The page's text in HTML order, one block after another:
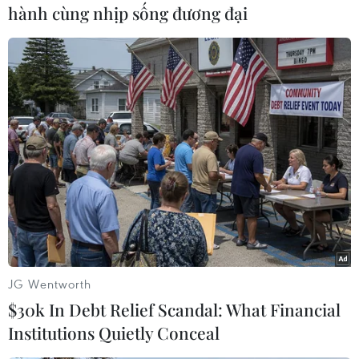
#U19 Thái Lan #U19 Nữ Thái Lan
#U19 Nữ
#Bóng đá nữ U19
#Giải nữ U19
#U19 nữ Đông Nam Á
#Giải vô địch U19 nữ Đông Nam Á
#U19 nữ quốc gia
#U19 Nữ
#U19 nữ Việt Nam
#Đội tuyển U19 nữ Việt Nam
#bóng đá nữ
#nữ Việt Nam
#đội tuyển nữ Việt Nam
#vô địch U19 nữ Đông Nam Á
hành cùng nhịp sống đương đại
JG Wentworth
$30k In Debt Relief Scandal: What Financial
Institutions Quietly Conceal